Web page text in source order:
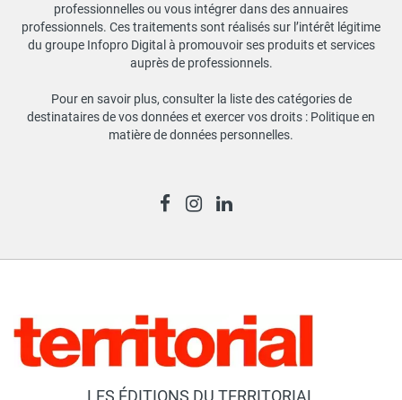
professionnelles ou vous intégrer dans des annuaires
professionnels. Ces traitements sont réalisés sur l’intérêt légitime
du groupe Infopro Digital à promouvoir ses produits et services
auprès de professionnels.
Pour en savoir plus, consulter la liste des catégories de
destinataires de vos données et exercer vos droits : Politique en
matière de données personnelles.
LES ÉDITIONS DU TERRITORIAL